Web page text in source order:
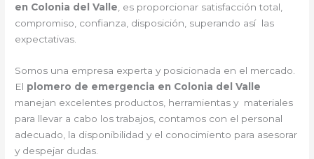
en Colonia del Valle , es proporcionar satisfacción total,
compromiso, confianza, disposición, superando así las
expectativas.
Somos una empresa experta y posicionada en el mercado.
El plomero de emergencia en Colonia del Valle
manejan excelentes productos, herramientas y materiales
para llevar a cabo los trabajos, contamos con el personal
adecuado, la disponibilidad y el conocimiento para asesorar
y despejar dudas.